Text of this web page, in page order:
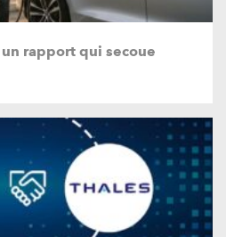
rapport qui secoue